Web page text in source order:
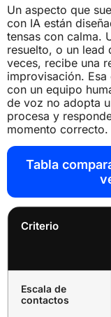
Un aspecto que
con IA están
tensas con calma.
resuelto, o un lead
veces, recibe una
improvisación.
con un equipo
de voz no adopta
procesa y
momento correcto.
Tabla
Criterio
Escala de
contactos